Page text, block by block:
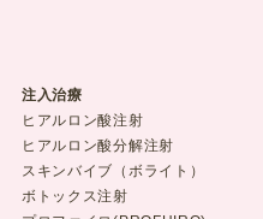
注入治療
ヒアルロン酸注射
ヒアルロン酸分解注射
スキンバイブ（ボライト）
ボトックス注射